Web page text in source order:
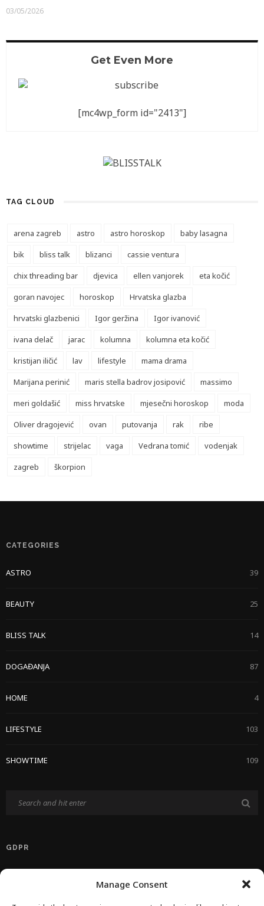
Manage Consent
03/05/2026
Get Even More
[mc4wp_form id="2413"]
TAG CLOUD
arena zagreb astro astro horoskop
baby lasagna
bik
bliss talk blizanci
cassie ventura
chix threading bar
djevica ellen vanjorek
eta kočić
goran navojec
horoskop
Hrvatska glazba
hrvatski glazbenici
Igor geržina
Igor ivanović
ivana delač
jarac kolumna
kolumna eta kočić
kristijan iličić
lav lifestyle
mama drama
Marijana perinić
maris stella badrov josipović
massimo
meri goldašić
miss hrvatske mjesečni horoskop
moda
Oliver dragojević
ovan putovanja rak
ribe
showtime
strijelac vaga Vedrana tomić
vodenjak
zagreb
škorpion
CATEGORIES
ASTRO 39
BEAUTY 25
BLISS TALK 14
DOGAĐANJA 87
HOME 4
LIFESTYLE 103
SHOWTIME 109
GDPR